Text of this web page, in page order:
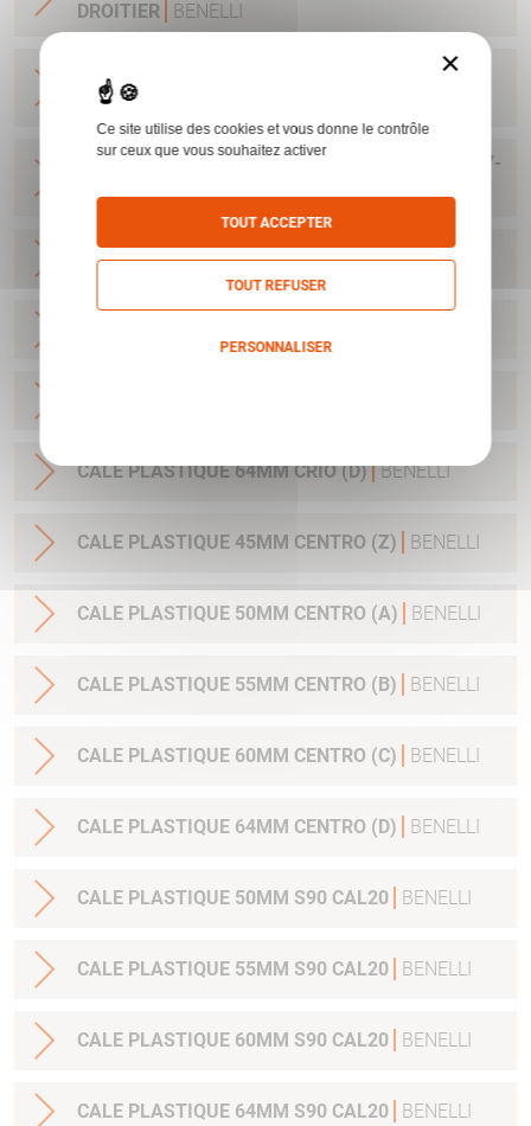
DROITIER BENELLI
POIGNEE ANATOMIQUE MP90S/95E LARGE
GAUCHER
KIT NETTOYAGE C12 BENELLI NNO 1005-15-187-
CALE PLASTIQUE 50MM CRIO (A) BENELLI
CALE PLASTIQUE 64MM CRIO (D) BENELLI
CALE PLASTIQUE 45MM CENTRO (Z) BENELLI
CALE PLASTIQUE 50MM CENTRO (A) BENELLI
CALE PLASTIQUE 55MM CENTRO (B) BENELLI
CALE PLASTIQUE 60MM CENTRO (C) BENELLI
CALE PLASTIQUE 64MM CENTRO (D) BENELLI
CALE PLASTIQUE 50MM S90 CAL20 BENELLI
CALE PLASTIQUE 55MM S90 CAL20 BENELLI
CALE PLASTIQUE 60MM S90 CAL20 BENELLI
CALE PLASTIQUE 64MM S90 CAL20 BENELLI
×
Ce site utilise des cookies et vous donne le contrôle
sur ceux que vous souhaitez activer
TOUT ACCEPTER
TOUT REFUSER
PERSONNALISER